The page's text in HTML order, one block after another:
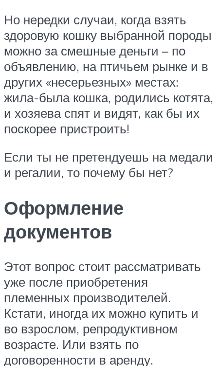
Но нередки случаи, когда взять
здоровую кошку выбранной породы
можно за смешные деньги – по
объявлению, на птичьем рынке и в
других «несерьезных» местах:
жила-была кошка, родились котята,
и хозяева спят и видят, как бы их
поскорее пристроить!
Если ты не претендуешь на медали
и регалии, то почему бы нет?
Оформление
документов
Этот вопрос стоит рассматривать
уже после приобретения
племенных производителей.
Кстати, иногда их можно купить и
во взрослом, репродуктивном
возрасте. Или взять по
договоренности в аренду.